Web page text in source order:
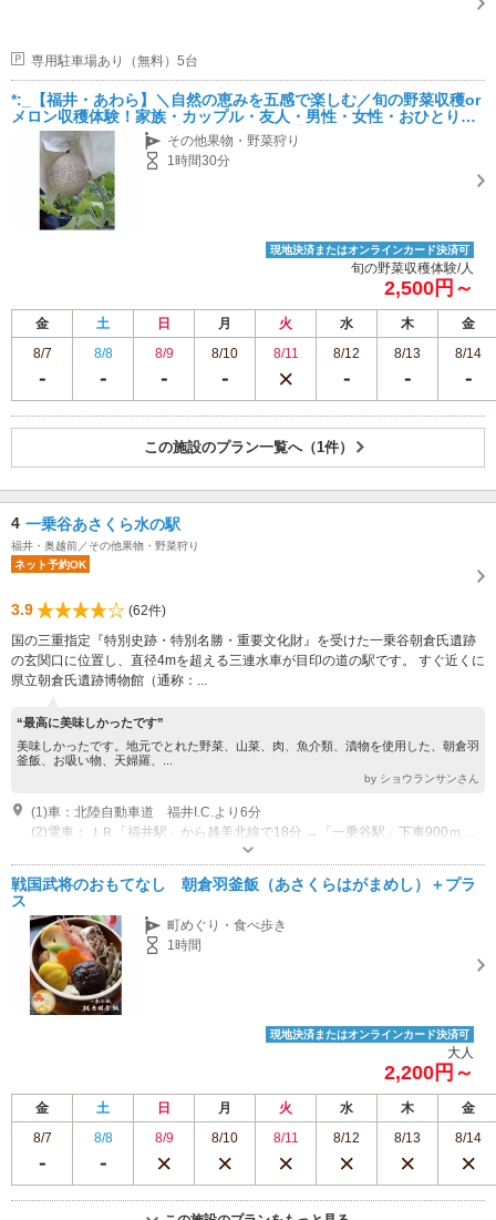
専用駐車場あり（無料）5台
*:_【福井・あわら】＼自然の恵みを五感で楽しむ／旬の野菜収穫or
メロン収穫体験！家族・カップル・友人・男性・女性・おひとり・
お子さまにオススメ！【所要時間1.5時間】 _:*
その他果物・野菜狩り
1時間30分
現地決済またはオンラインカード決済可
旬の野菜収穫体験/人
2,500円～
金 土 日 月 火 水 木
金
8/7
8/8 8/9 8/10 8/11 8/12 8/13 8/14
この施設のプラン一覧へ（1件）
4 一乗谷あさくら水の駅
福井・奥越前／その他果物・野菜狩り
ネット予約OK
3.9
(62件)
国の三重指定『特別史跡・特別名勝・重要文化財』を受けた一乗谷朝倉氏遺跡
の玄関口に位置し、直径4mを超える三連水車が目印の道の駅です。 すぐ近くに
県立朝倉氏遺跡博物館（通称：...
“最高に美味しかったです”
美味しかったです。地元でとれた野菜、山菜、肉、魚介類、漬物を使用した、朝倉羽
釜飯、お吸い物、天婦羅、...
by ショウランサンさん
(1)車：北陸自動車道 福井I.C.より6分
営業時間：売店 9:00～18:00 レストラン10:00~16:00（LO.15:30) その
16:00（LO.15:00） 休館日：12/31，1/1 メンテナンス休館日あり(2026年
1/13,26、2/2,16、3/2、6/29、7/13、9/7）
専用駐車場あり（無料）46台 大型４台、ハートフル2台
戦国武将のおもてなし 朝倉羽釜飯（あさくらはがまめし）＋プラ
ス
町めぐり・食べ歩き
1時間
現地決済またはオンラインカード決済可
大人
2,200円～
金 土 日 月 火 水 木
金
8/7
8/8 8/9 8/10 8/11 8/12 8/13 8/14